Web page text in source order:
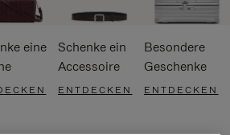
eine
Schenke ein
Accessoire
ENTDECKEN
Besondere
Geschenke
ENTDECKEN